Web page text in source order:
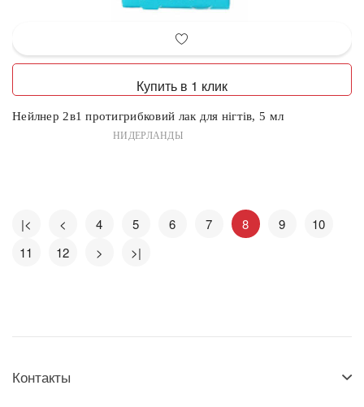
Купить в 1 клик
Нейлнер 2в1 протигрибковий лак для нігтів, 5 мл
НИДЕРЛАНДЫ
|< < 4 5 6 7 8 9
10
11
12 > >|
Контакты